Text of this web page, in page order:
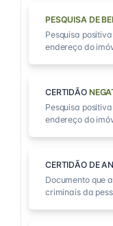
PESQUISA DE
Pesquisa
endereço do
CERTIDÃO
Pesquisa
endereço do
CERTIDÃO DE
Documento que
criminais da